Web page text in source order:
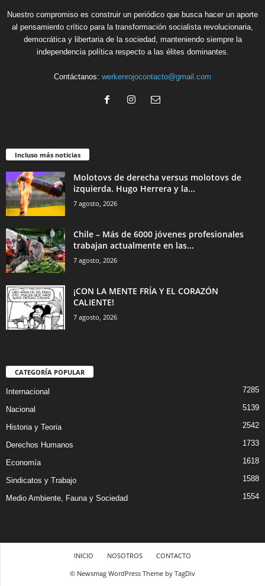
Nuestro compromiso es construir un periódico que busca hacer un aporte
al pensamiento crítico para la transformación socialista revolucionaria,
democrática y libertaria de la sociedad, manteniendo siempre la
independencia política respecto a las élites dominantes.
Contáctanos: werkenrojocontacto@gmail.com
Incluso más noticias
Molotovs de derecha versus molotovs de
izquierda. Hugo Herrera y la...
7 agosto, 2026
Chile – Más de 6000 jóvenes profesionales
trabajan actualmente en las...
7 agosto, 2026
¡CON LA MENTE FRÍA Y EL CORAZÓN
CALIENTE!
7 agosto, 2026
CATEGORÍA POPULAR
Internacional 7285
Nacional 5139
Historia y Teoria 2542
Derechos Humanos 1733
Economía 1618
Sindicatos y Trabajo 1588
Medio Ambiente, Fauna y Sociedad 1554
INICIO NOSOTROS
CONTACTO
© Newsmag WordPress Theme by TagDiv